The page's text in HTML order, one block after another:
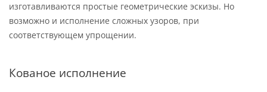
изготавливаются простые геометрические эскизы. Но
возможно и исполнение сложных узоров, при
соответствующем упрощении.
Кованое исполнение